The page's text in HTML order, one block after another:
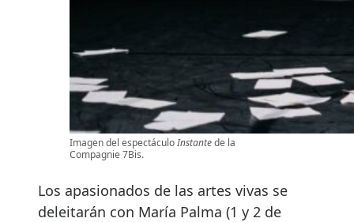
Imagen del espectáculoInstantede la
Compagnie 7Bis.
Los apasionados de las artes vivas se
deleitarán con María Palma (1 y 2 de